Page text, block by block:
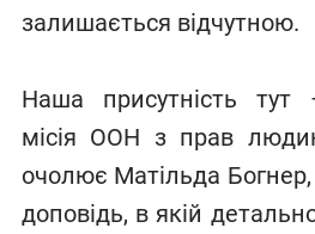
залишається відчутною.
Наша присутність тут
місія ООН з прав
очолює Матільда Богнер,
доповідь, в якій